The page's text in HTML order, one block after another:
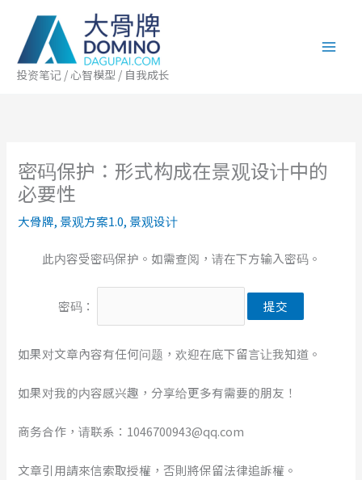
投资笔记 / 心智模型 / 自我成长
密码保护：形式构成在景观设计中的
必要性
大骨牌, 景观方案1.0, 景观设计
此内容受密码保护。如需查阅，请在下方输入密码。
密码：
如果对文章內容有任何问题，欢迎在底下留言让我知道。
如果对我的内容感兴趣，分享给更多有需要的朋友！
商务合作，请联系：1046700943@qq.com
文章引用請來信索取授權，否則將保留法律追訴權。